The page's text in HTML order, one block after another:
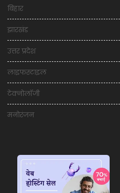
बिहार
झारखंड
उत्तर प्रदेश
लाइफस्टाइल
टेक्नोलॉजी
मनोरंजन